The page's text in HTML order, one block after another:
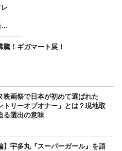
騰！ギガマート展！
映画祭で日本が初めて選ばれた
トリーオブオナー」とは？現地取
る選出の意味
】宇多丸『スーパーガール』を語